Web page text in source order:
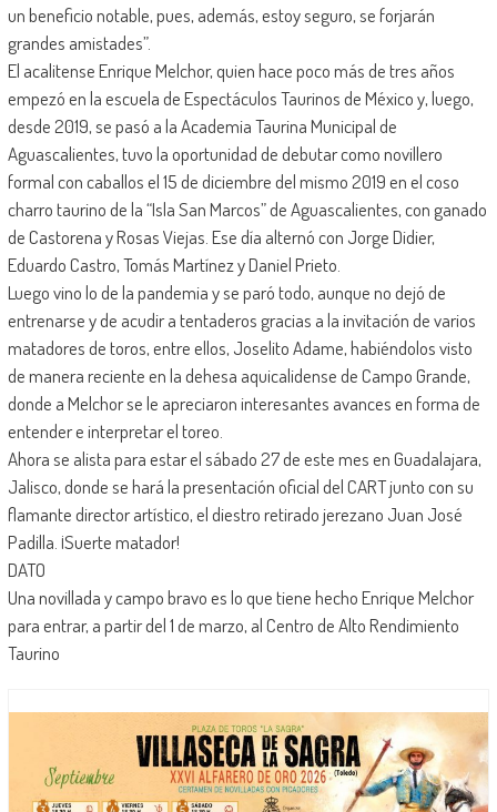
un beneficio notable, pues, además, estoy seguro, se forjarán
grandes amistades”.
El acalitense Enrique Melchor, quien hace poco más de tres años
empezó en la escuela de Espectáculos Taurinos de México y, luego,
desde 2019, se pasó a la Academia Taurina Municipal de
Aguascalientes, tuvo la oportunidad de debutar como novillero
formal con caballos el 15 de diciembre del mismo 2019 en el coso
charro taurino de la “Isla San Marcos” de Aguascalientes, con ganado
de Castorena y Rosas Viejas. Ese día alternó con Jorge Didier,
Eduardo Castro, Tomás Martínez y Daniel Prieto.
Luego vino lo de la pandemia y se paró todo, aunque no dejó de
entrenarse y de acudir a tentaderos gracias a la invitación de varios
matadores de toros, entre ellos, Joselito Adame, habiéndolos visto
de manera reciente en la dehesa aquicalidense de Campo Grande,
donde a Melchor se le apreciaron interesantes avances en forma de
entender e interpretar el toreo.
Ahora se alista para estar el sábado 27 de este mes en Guadalajara,
Jalisco, donde se hará la presentación oficial del CART junto con su
flamante director artístico, el diestro retirado jerezano Juan José
Padilla. ¡Suerte matador!
DATO
Una novillada y campo bravo es lo que tiene hecho Enrique Melchor
para entrar, a partir del 1 de marzo, al Centro de Alto Rendimiento
Taurino